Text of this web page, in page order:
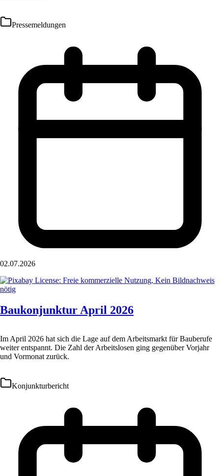
Pressemeldungen
02.07.2026
Baukonjunktur April 2026
Im April 2026 hat sich die Lage auf dem Arbeitsmarkt für Bauberufe
weiter entspannt. Die Zahl der Arbeitslosen ging gegenüber Vorjahr
und Vormonat zurück.
Konjunkturbericht